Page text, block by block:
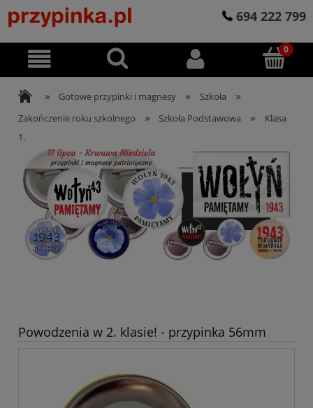
694 222 799
» Gotowe przypinki i magnesy » Szkoła »
Zakończenie roku szkolnego » Szkoła Podstawowa »
Klasa
1.
Powodzenia w 2. klasie! - przypinka 56mm